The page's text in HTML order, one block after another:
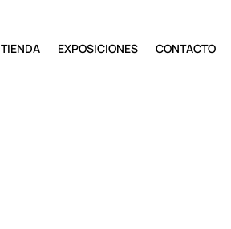
TIENDA EXPOSICIONES CONTACTO